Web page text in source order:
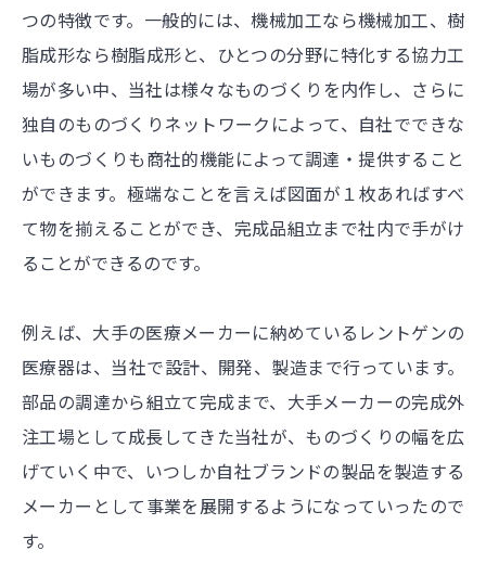
つの特徴です。一般的には、機械加工なら機械加工、樹
脂成形なら樹脂成形と、ひとつの分野に特化する協力工
場が多い中、当社は様々なものづくりを内作し、さらに
独自のものづくりネットワークによって、自社でできな
いものづくりも商社的機能によって調達・提供すること
ができます。極端なことを言えば図面が１枚あればすべ
て物を揃えることができ、完成品組立まで社内で手がけ
ることができるのです。
例えば、大手の医療メーカーに納めているレントゲンの
医療器は、当社で設計、開発、製造まで行っています。
部品の調達から組立て完成まで、大手メーカーの完成外
注工場として成長してきた当社が、ものづくりの幅を広
げていく中で、いつしか自社ブランドの製品を製造する
メーカーとして事業を展開するようになっていったので
す。